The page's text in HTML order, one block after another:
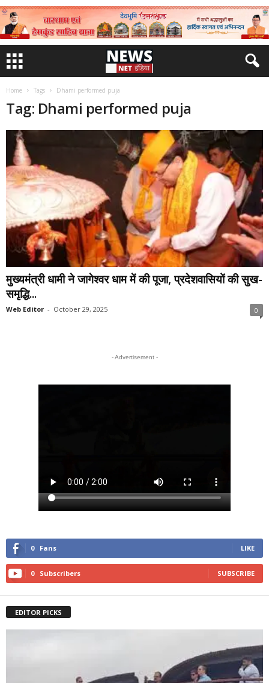
Home Tags Dhami performed puja
Tag: Dhami performed puja
मुख्यमंत्री धामी ने जागेश्वर धाम में की पूजा, प्रदेशवासियों की सुख-
समृद्धि...
Web Editor - October 29, 2025 0
- Advertisement -
0 Fans LIKE
0 Subscribers SUBSCRIBE
EDITOR PICKS